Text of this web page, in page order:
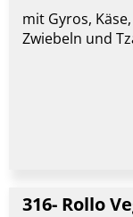
mit Gyros,
Zwiebeln und
316- Rollo